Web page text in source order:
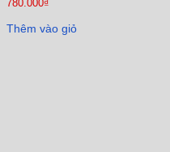
780.000₫
Thêm vào giỏ